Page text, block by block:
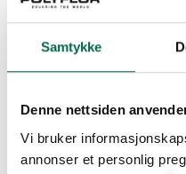
Samtykke
Denne nettsiden
Vi bruker
annonser et personlig